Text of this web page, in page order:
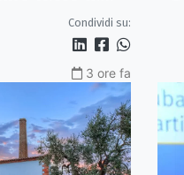
Condividi su:
3 ore fa